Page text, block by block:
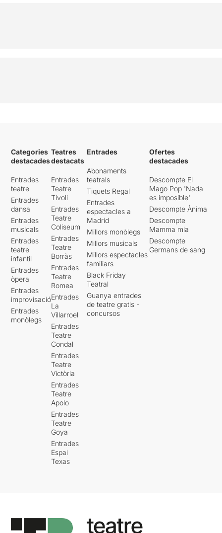
Categories
destacades
Entrades
teatre
Entrades
dansa
Entrades
musicals
Entrades
teatre
infantil
Entrades
òpera
Entrades
improvisació
Entrades
monòlegs
Teatres
destacats
Entrades
Teatre
Tívoli
Entrades
Teatre
Coliseum
Entrades
Teatre
Borràs
Entrades
Teatre
Romea
Entrades
La
Villarroel
Entrades
Teatre
Condal
Entrades
Teatre
Victòria
Entrades
Teatre
Apolo
Entrades
Teatre
Goya
Entrades
Espai
Texas
Entrades
Abonaments
teatrals
Tiquets Regal
Entrades
espectacles a
Madrid
Millors monòlegs
Millors musicals
Millors espectacles
familiars
Black Friday
Teatral
Guanya entrades
de teatre gratis -
concursos
Ofertes
destacades
Descompte El
Mago Pop 'Nada
es imposible'
Descompte Ànima
Descompte
Mamma mia
Descompte
Germans de sang